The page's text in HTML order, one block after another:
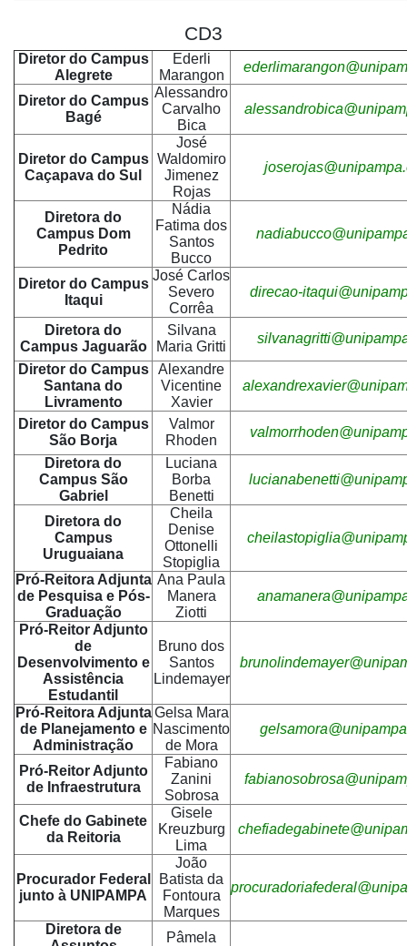
CD3
Diretor do Campus
Alegrete
Ederli
Marangon
Diretor do Campus
Bagé
Alessandro
Carvalho
Bica
Diretor do Campus
Caçapava do Sul
José
Waldomiro
Jimenez
Rojas
Diretora do
Campus Dom
Pedrito
Nádia
Fatima dos
Santos
Bucco
Diretor do Campus
Itaqui
José Carlos
Severo
Corrêa
direcao-
Diretora do
Campus Jaguarão
Silvana
Maria Gritti
Diretor do Campus
Santana do
Livramento
Alexandre
Vicentine
Xavier
Diretor do Campus
São Borja
Valmor
Rhoden
Diretora do
Campus São
Gabriel
Luciana
Borba
Benetti
Diretora do
Campus
Uruguaiana
Cheila
Denise
Ottonelli
Stopiglia
Pró-Reitora Adjunta
de Pesquisa e Pós-
Graduação
Ana Paula
Manera
Ziotti
Pró-Reitor Adjunto
de
Desenvolvimento e
Assistência
Estudantil
Bruno dos
Santos
Lindemayer
Pró-Reitora Adjunta
de Planejamento e
Administração
Gelsa Mara
Nascimento
de Mora
Pró-Reitor Adjunto
de Infraestrutura
Fabiano
Zanini
Sobrosa
Chefe do Gabinete
da Reitoria
Gisele
Kreuzburg
Lima
Procurador Federal
junto à UNIPAMPA
João
Batista da
Fontoura
Marques
Diretora de
Pâmela